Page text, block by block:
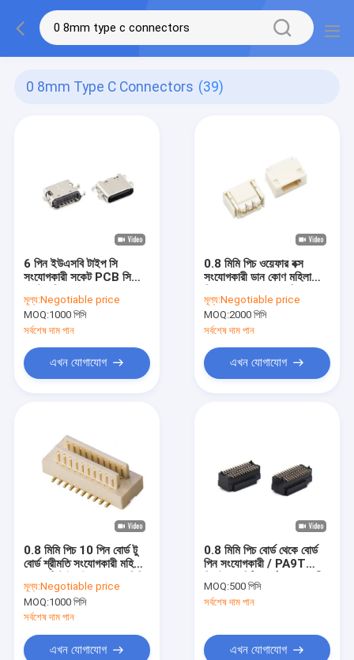
0 8mm Type C Connectors (39)
6 পিন ইউএসবি টাইপ সি
সংযোগকারী সকেট PCB সিঙ্কিং
3.1mm
মূল্য:Negotiable price
MOQ:1000 পিসি
সর্বশেষ দাম পান
এখন যোগাযোগ
0.8 মিমি পিচ ওয়েফার বক্স
সংযোগকারী ডান কোণ মহিলা
ROHS
মূল্য:Negotiable price
MOQ:2000 পিসি
সর্বশেষ দাম পান
এখন যোগাযোগ
0.8 মিমি পিচ 10 পিন বোর্ড টু
বোর্ড শ্রীমতি সংযোগকারী মহিলা
মূল্য:Negotiable price
MOQ:1000 পিসি
সর্বশেষ দাম পান
এখন যোগাযোগ
0.8 মিমি পিচ বোর্ড থেকে বোর্ড
পিন সংযোগকারী / PA9T
MOQ:500 পিসি
সর্বশেষ দাম পান
এখন যোগাযোগ